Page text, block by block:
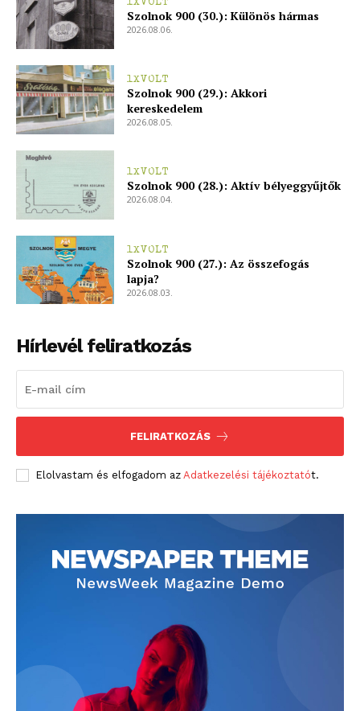
blogSZOLNOK
szubjektív élményportál
1XVOLT
Szolnok 900 (30.): Különös hármas
2026.08.06.
1XVOLT
Szolnok 900 (29.): Akkori
kereskedelem
2026.08.05.
1XVOLT
Szolnok 900 (28.): Aktív bélyeggyűjtők
2026.08.04.
1XVOLT
Szolnok 900 (27.): Az összefogás
lapja?
2026.08.03.
Hírlevél feliratkozás
FELIRATKOZÁS
Elolvastam és elfogadom az Adatkezelési tájékoztatót.